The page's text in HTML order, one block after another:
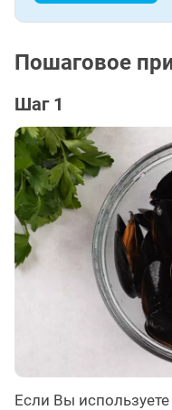
Пошаговое
Шаг 1
Если Вы